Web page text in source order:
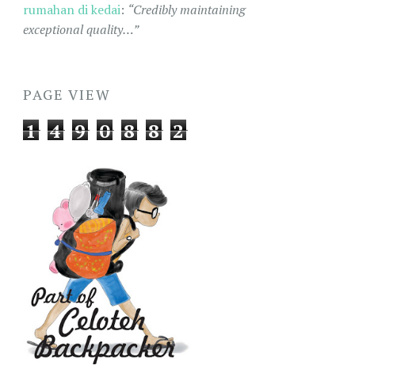
rumahan di kedai: “Credibly maintaining
exceptional quality…”
PAGE VIEW
1 4 9 0 8 8 2